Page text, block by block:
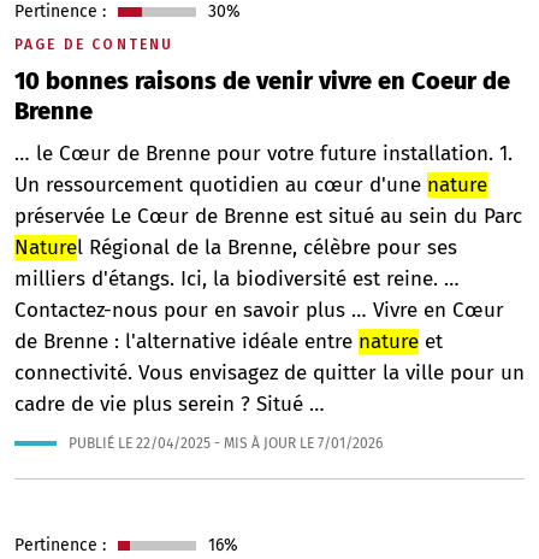
PAGE DE CONTENU
10 bonnes raisons de venir vivre en Coeur de
Brenne
Pertinence : 30%
… le Cœur de Brenne pour votre future installation. 1.
Un ressourcement quotidien au cœur d'une nature
préservée Le Cœur de Brenne est situé au sein du Parc
Naturel Régional de la Brenne, célèbre pour ses
milliers d'étangs. Ici, la biodiversité est reine. …
Contactez-nous pour en savoir plus … Vivre en Cœur
de Brenne : l'alternative idéale entre nature et
connectivité. Vous envisagez de quitter la ville pour un
cadre de vie plus serein ? Situé …
PUBLIÉ LE 22/04/2025 - MIS À JOUR LE 7/01/2026
Pertinence : 16%